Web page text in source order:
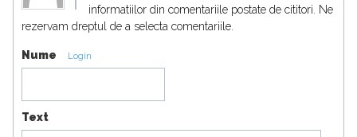
informatiilor din comentariile postate de cititori. Ne
rezervam dreptul de a selecta comentariile.
Nume Login
Text